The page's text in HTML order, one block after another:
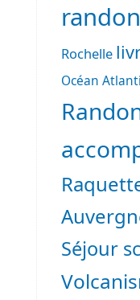
Rochelle
Océan
Séjour